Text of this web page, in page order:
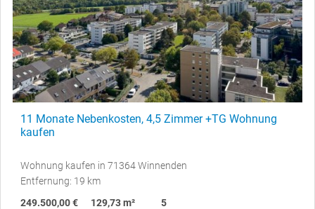
11 Monate Nebenkosten, 4,5 Zimmer +TG Wohnung
kaufen
Wohnung kaufen in 71364 Winnenden
Entfernung: 19 km
249.500,00 €
129,73 m²
5